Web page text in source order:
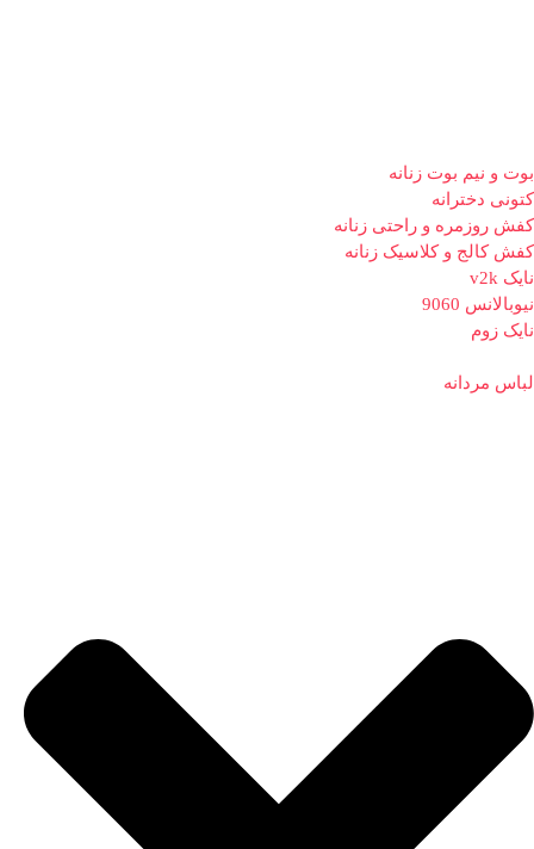
بوت و نیم بوت زنانه
کتونی دخترانه
کفش روزمره و راحتی زنانه
کفش کالج و کلاسیک زنانه
نایک v2k
نیوبالانس 9060
نایک زوم
لباس مردانه